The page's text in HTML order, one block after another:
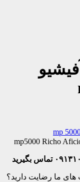
های ما رضایت دارید؟